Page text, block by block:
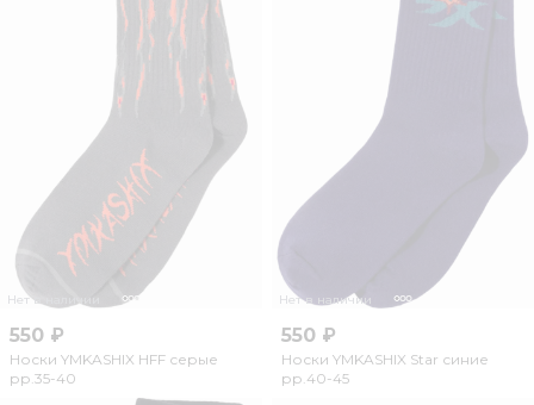
Нет в наличии
550 ₽
Носки YMKASHIX HFF серые
рр.35-40
Нет в наличии
550 ₽
Носки YMKASHIX Star синие
рр.40-45